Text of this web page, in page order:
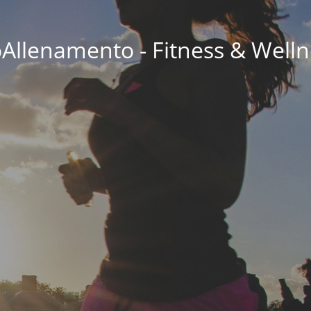
- Fitness &